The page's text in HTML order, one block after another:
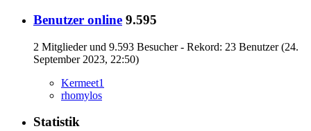
Benutzer online 9.595
2 Mitglieder und 9.593 Besucher - Rekord: 23 Benutzer (24.
September 2023, 22:50)
Kermeet1
rhomylos
Statistik